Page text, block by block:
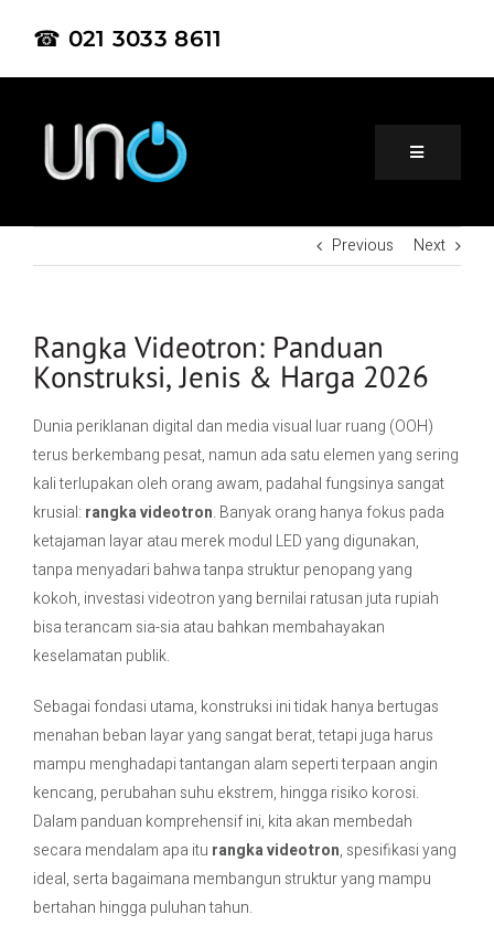
☎ 021 3033 8611
Home
Project
Contact Us
Previous Next
Rangka Videotron: Panduan
Konstruksi, Jenis & Harga 2026
Dunia periklanan digital dan media visual luar ruang (OOH)
terus berkembang pesat, namun ada satu elemen yang sering
kali terlupakan oleh orang awam, padahal fungsinya sangat
krusial: rangka videotron. Banyak orang hanya fokus pada
ketajaman layar atau merek modul LED yang digunakan,
tanpa menyadari bahwa tanpa struktur penopang yang
kokoh, investasi videotron yang bernilai ratusan juta rupiah
bisa terancam sia-sia atau bahkan membahayakan
keselamatan publik.
Sebagai fondasi utama, konstruksi ini tidak hanya bertugas
menahan beban layar yang sangat berat, tetapi juga harus
mampu menghadapi tantangan alam seperti terpaan angin
kencang, perubahan suhu ekstrem, hingga risiko korosi.
Dalam panduan komprehensif ini, kita akan membedah
secara mendalam apa itu rangka videotron, spesifikasi yang
ideal, serta bagaimana membangun struktur yang mampu
bertahan hingga puluhan tahun.